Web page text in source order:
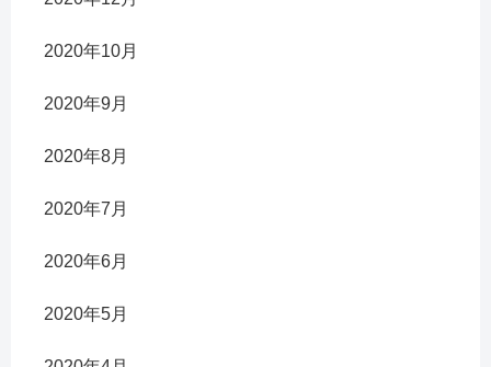
2020年10月
2020年9月
2020年8月
2020年7月
2020年6月
2020年5月